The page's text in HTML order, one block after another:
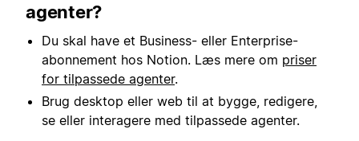
agenter?
Du skal have et Business- eller Enterprise-
abonnement hos Notion. Læs mere om priser
for tilpassede agenter.
Brug desktop eller web til at bygge, redigere,
se eller interagere med tilpassede agenter.